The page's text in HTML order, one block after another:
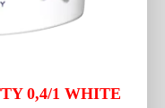
0,4/1 WHITE